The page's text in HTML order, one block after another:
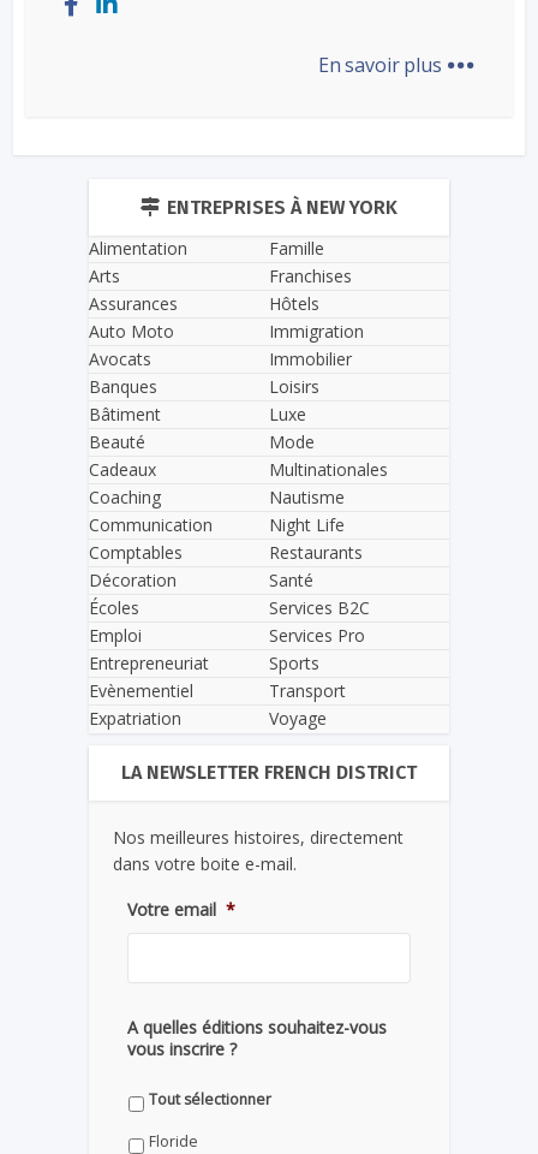
En savoir plus ...
ENTREPRISES À NEW YORK
Alimentation
Arts
Assurances
Auto Moto
Avocats
Banques
Bâtiment
Beauté
Cadeaux
Coaching
Communication
Comptables
Décoration
Écoles
Emploi
Entrepreneuriat
Evènementiel
Expatriation
Famille
Franchises
Hôtels
Immigration
Immobilier
Loisirs
Luxe
Mode
Multinationales
Nautisme
Night Life
Restaurants
Santé
Services B2C
Services Pro
Sports
Transport
Voyage
LA NEWSLETTER FRENCH DISTRICT
Nos meilleures histoires, directement
dans votre boite e-mail.
Votre email *
A quelles éditions souhaitez-vous
vous inscrire ?
Tout sélectionner
Floride